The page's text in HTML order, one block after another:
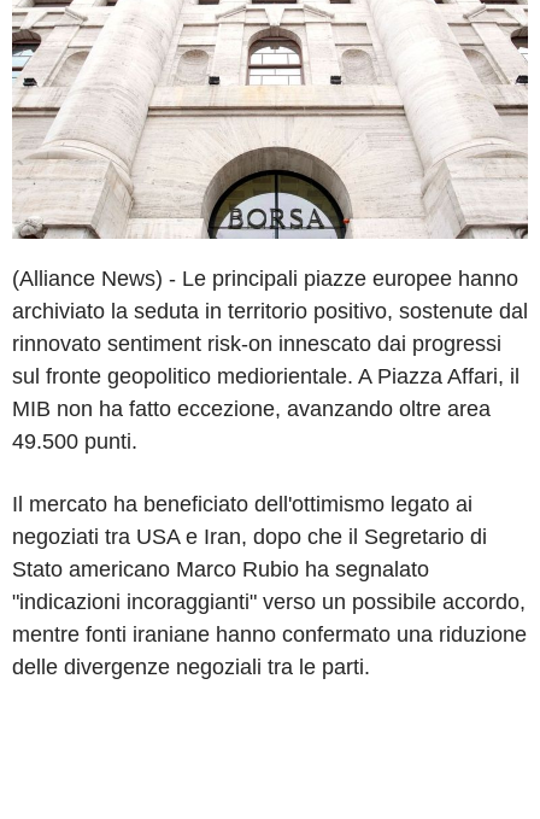
(Alliance News) - Le principali piazze europee hanno
archiviato la seduta in territorio positivo, sostenute dal
rinnovato sentiment risk-on innescato dai progressi
sul fronte geopolitico mediorientale. A Piazza Affari, il
MIB non ha fatto eccezione, avanzando oltre area
49.500 punti.
Il mercato ha beneficiato dell'ottimismo legato ai
negoziati tra USA e Iran, dopo che il Segretario di
Stato americano Marco Rubio ha segnalato
"indicazioni incoraggianti" verso un possibile accordo,
mentre fonti iraniane hanno confermato una riduzione
delle divergenze negoziali tra le parti.